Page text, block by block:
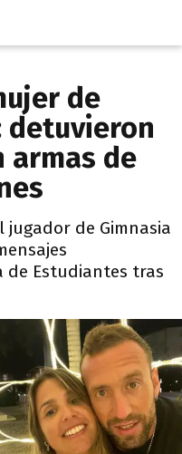
de
detuvieron
armas de
jugador de Gimnasia
Estudiantes tras